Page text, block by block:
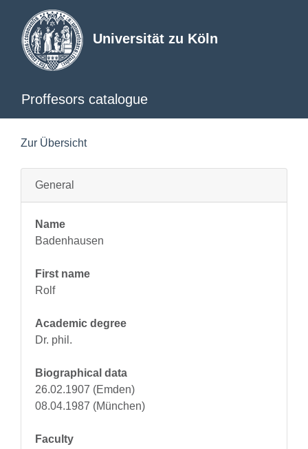
Universität zu Köln
Proffesors catalogue
Zur Übersicht
General
Name
Badenhausen
First name
Rolf
Academic degree
Dr. phil.
Biographical data
26.02.1907 (Emden)
08.04.1987 (München)
Faculty